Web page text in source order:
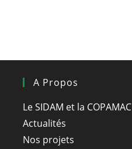
A Propos
Le SIDAM et la COPAMAC
Actualités
Nos projets